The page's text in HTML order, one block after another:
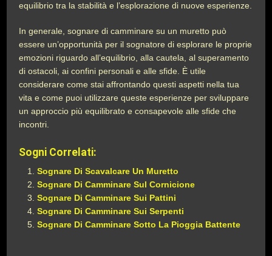
equilibrio tra la stabilità e l’esplorazione di nuove esperienze.
In generale, sognare di camminare su un muretto può
essere un’opportunità per il sognatore di esplorare le proprie
emozioni riguardo all’equilibrio, alla cautela, al superamento
di ostacoli, ai confini personali e alle sfide. È utile
considerare come stai affrontando questi aspetti nella tua
vita e come puoi utilizzare queste esperienze per sviluppare
un approccio più equilibrato e consapevole alle sfide che
incontri.
Sogni Correlati:
Sognare Di Scavalcare Un Muretto
Sognare Di Camminare Sul Cornicione
Sognare Di Camminare Sui Pattini
Sognare Di Camminare Sui Serpenti
Sognare Di Camminare Sotto La Pioggia Battente